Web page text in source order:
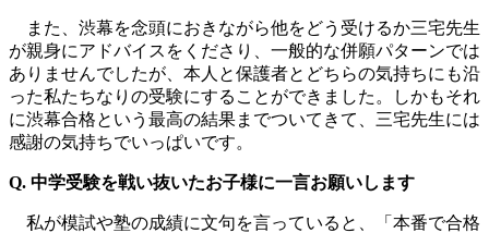
また、渋幕を念頭におきながら他をどう受けるか三宅先生
が親身にアドバイスをくださり、一般的な併願パターンでは
ありませんでしたが、本人と保護者とどちらの気持ちにも沿
った私たちなりの受験にすることができました。しかもそれ
に渋幕合格という最高の結果までついてきて、三宅先生には
感謝の気持ちでいっぱいです。
Q. 中学受験を戦い抜いたお子様に一言お願いします
私が模試や塾の成績に文句を言っていると、「本番で合格